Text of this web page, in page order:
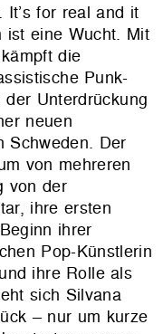
It’s for real and it
ist eine Wucht. Mit
die
Punk-
Unterdrückung
neuen
Schweden. Der
von mehreren
von der
ihre ersten
ihrer
Pop-Künstlerin
ihre Rolle als
sich Silvana
– nur um kurze